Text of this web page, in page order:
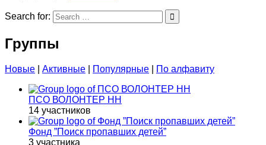
Search for:
Группы
Новые Активные Популярные По алфавиту
ПСО ВОЛОНТЕР НН
14 участников
Фонд ”Поиск пропавших детей”
3 участника